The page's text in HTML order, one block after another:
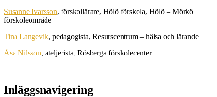
Susanne Ivarsson, förskollärare, Hölö förskola, Hölö – Mörkö
förskoleområde
Tina Langevik, pedagogista, Resurscentrum – hälsa och lärande
Åsa Nilsson, ateljerista, Rösberga förskolecenter
Inläggsnavigering